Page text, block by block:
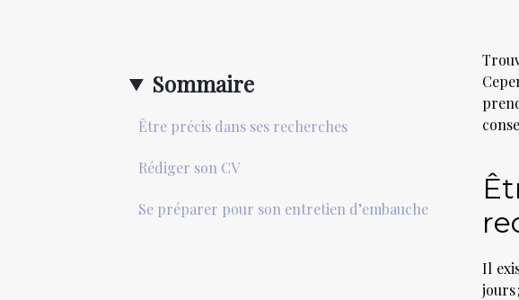
Sommaire
Être précis dans ses recherches
Rédiger son CV
Se préparer pour son entretien d’embauche
Il
jours